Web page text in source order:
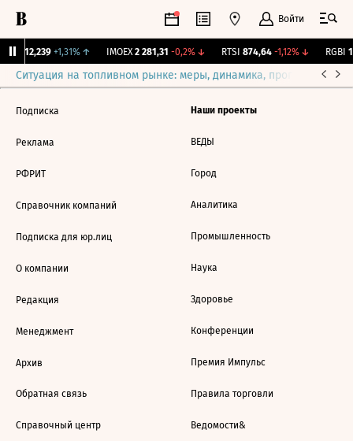
Войти
12,239 +1,31%↑ IMOEX 2 281,31 -0,2%↓ RTSI 874,64 -1,12%↓ RGBI
Ситуация на топливном рынке: меры, динамика, прогнозы
Подписка
Реклама
РФРИТ
Справочник компаний
Подписка для юр.лиц
О компании
Редакция
Менеджмент
Архив
Обратная связь
Справочный центр
Наши проекты
ВЕДЫ
Город
Аналитика
Промышленность
Наука
Здоровье
Конференции
Премия Импульс
Правила торговли
Ведомости&